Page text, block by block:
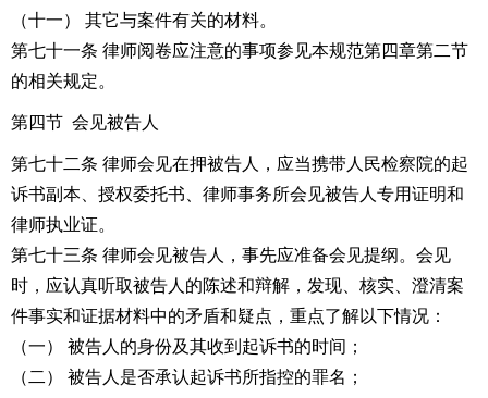
（十一） 其它与案件有关的材料。
第七十一条 律师阅卷应注意的事项参见本规范第四章第二节
的相关规定。
第四节 会见被告人
第七十二条 律师会见在押被告人，应当携带人民检察院的起
诉书副本、授权委托书、律师事务所会见被告人专用证明和
律师执业证。
第七十三条 律师会见被告人，事先应准备会见提纲。会见
时，应认真听取被告人的陈述和辩解，发现、核实、澄清案
件事实和证据材料中的矛盾和疑点，重点了解以下情况：
（一） 被告人的身份及其收到起诉书的时间；
（二） 被告人是否承认起诉书所指控的罪名；